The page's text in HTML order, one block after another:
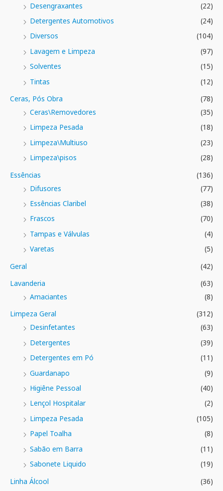
5
Desengraxantes
(22)
Detergentes Automotivos
(24)
Diversos
(104)
Lavagem e Limpeza
(97)
Solventes
(15)
Tintas
(12)
Ceras, Pós Obra
(78)
Ceras\Removedores
(35)
Limpeza Pesada
(18)
Limpeza\Multiuso
(23)
Limpeza\pisos
(28)
Essências
(136)
Difusores
(77)
Essências Claribel
(38)
Frascos
(70)
Tampas e Válvulas
(4)
Varetas
(5)
Geral
(42)
Lavanderia
(63)
Amaciantes
(8)
Limpeza Geral
(312)
Desinfetantes
(63)
Detergentes
(39)
Detergentes em Pó
(11)
Guardanapo
(9)
Higiêne Pessoal
(40)
Lençol Hospitalar
(2)
Limpeza Pesada
(105)
Papel Toalha
(8)
Sabão em Barra
(11)
Sabonete Liquido
(19)
Linha Álcool
(36)